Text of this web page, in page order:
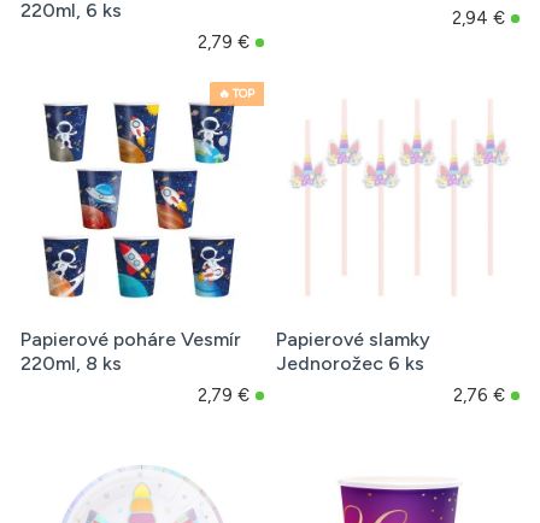
220ml, 6 ks
2,79 €
2,94 €
🔥 TOP
Papierové poháre Vesmír
220ml, 8 ks
2,79 €
Papierové slamky
Jednorožec 6 ks
2,76 €